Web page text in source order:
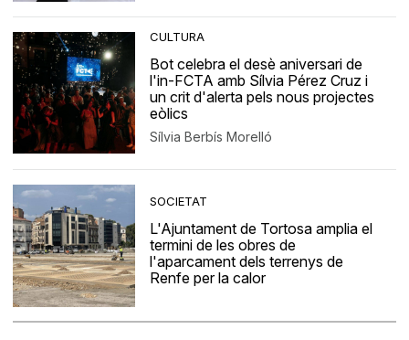
CULTURA
Bot celebra el desè aniversari de
l'in-FCTA amb Sílvia Pérez Cruz i
un crit d'alerta pels nous projectes
eòlics
Sílvia Berbís Morelló
SOCIETAT
L'Ajuntament de Tortosa amplia el
termini de les obres de
l'aparcament dels terrenys de
Renfe per la calor